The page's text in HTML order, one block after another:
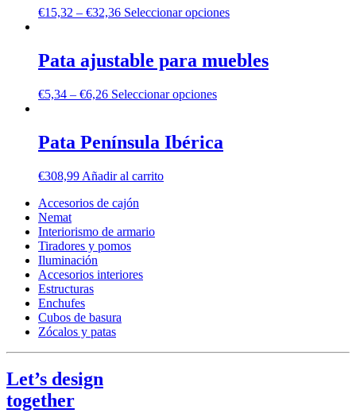
€15,32 – €32,36 Seleccionar opciones
Pata ajustable para muebles
€5,34 – €6,26 Seleccionar opciones
Pata Península Ibérica
€308,99 Añadir al carrito
Accesorios de cajón
Nemat
Interiorismo de armario
Tiradores y pomos
Iluminación
Accesorios interiores
Estructuras
Enchufes
Cubos de basura
Zócalos y patas
Let’s design
together